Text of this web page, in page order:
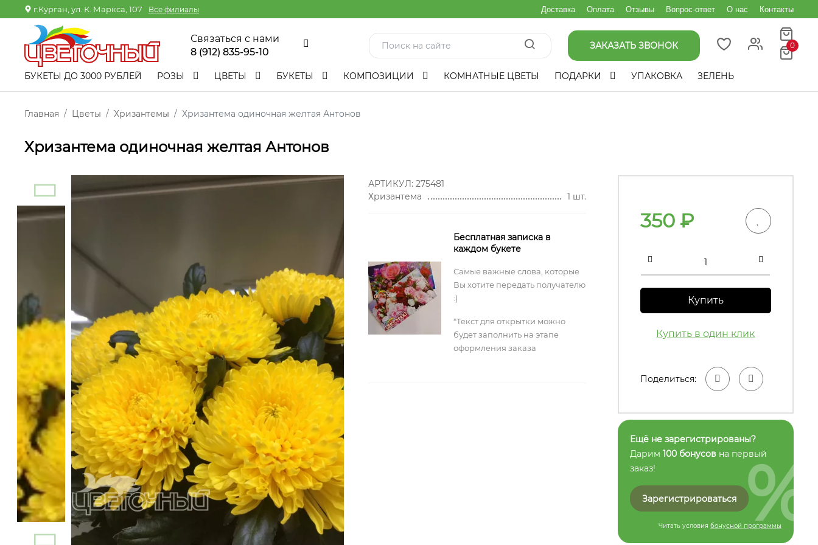
г.Курган, ул. К. Маркса, 107 Все филиалы Доставка Оплата Отзывы Вопрос-ответ О нас Контакты
Связаться с нами
8 (912) 835-95-10
ЗАКАЗАТЬ ЗВОНОК 0
БУКЕТЫ ДО 3000 РУБЛЕЙ РОЗЫ ЦВЕТЫ БУКЕТЫ КОМПОЗИЦИИ КОМНАТНЫЕ ЦВЕТЫ ПОДАРКИ УПАКОВКА ЗЕЛЕНЬ
Главная Цветы Хризантемы Хризантема одиночная желтая Антонов
Хризантема одиночная желтая Антонов
АРТИКУЛ: 275481
Хризантема
1 шт.
Бесплатная записка в
каждом букете
Самые важные слова, которые
Вы хотите передать получателю
:)
*Текст для открытки можно
будет заполнить на этапе
оформления заказа
350₽
Купить
Купить в один клик
Поделиться:
Ещё не зарегистрированы?
Дарим 100 бонусов на первый
заказ!
Зарегистрироваться
Читать условия бонусной программы
%